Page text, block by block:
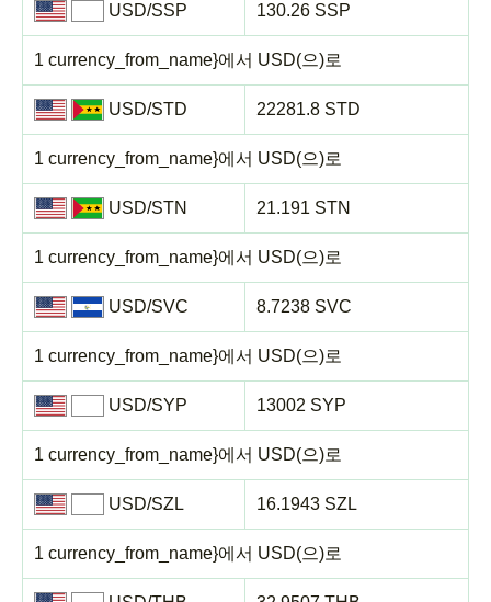
USD/SSP
1 currency_from_name}에서 USD(으)로
130.26 SSP
USD/STD
1 currency_from_name}에서 USD(으)로
22281.8 STD
USD/STN
1 currency_from_name}에서 USD(으)로
21.191 STN
USD/SVC
1 currency_from_name}에서 USD(으)로
8.7238 SVC
USD/SYP
1 currency_from_name}에서 USD(으)로
13002 SYP
USD/SZL
1 currency_from_name}에서 USD(으)로
16.1943 SZL